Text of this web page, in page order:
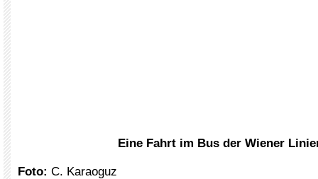
Eine Fahrt im Bus der Wiener
Foto: C. Karaoguz